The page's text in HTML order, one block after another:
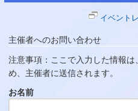
イベント
主催者へのお問い合わせ
注意事項：ここで入力した情報
め、主催者に送信されます。
お名前